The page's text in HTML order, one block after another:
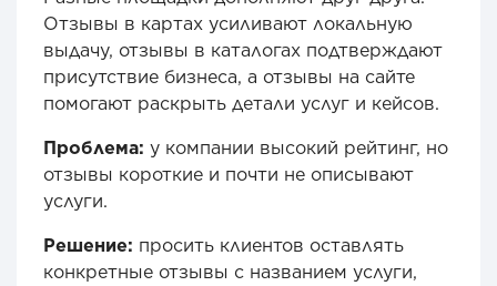
Отзывы в картах усиливают локальную
выдачу, отзывы в каталогах подтверждают
присутствие бизнеса, а отзывы на сайте
помогают раскрыть детали услуг и кейсов.
Проблема: у компании высокий рейтинг, но
отзывы короткие и почти не описывают
услуги.
Решение: просить клиентов оставлять
конкретные отзывы с названием услуги,